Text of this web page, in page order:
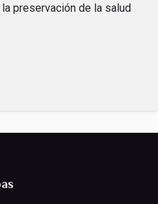
preservación de la salud